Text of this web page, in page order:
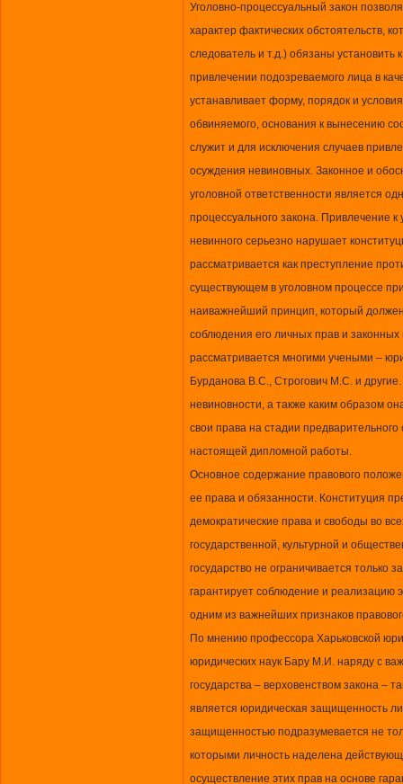
Уголовно-процессуальный закон
характер фактических обстоятельств,
следователь и т.д.) обязаны
привлечении подозреваемого лица в
устанавливает форму, порядок и
обвиняемого, основания к вынесению
служит и для исключения случаев
осуждения невиновных. Законное и
уголовной ответственности является
процессуального закона. Привлечение
невинного серьезно нарушает
рассматривается как преступление
существующем в уголовном процессе
наиважнейший принцип, который
соблюдения его личных прав и
рассматривается многими учеными –
Бурданова В.С., Строгович М.С. и
невиновности, а также каким образом
свои права на стадии
настоящей дипломной работы.
Основное содержание правового
ее права и обязанности. Конституция
демократические права и свободы во
государственной, культурной и
государство не ограничивается только
гарантирует соблюдение и реализацию
одним из важнейших признаков
По мнению профессора Харьковской
юридических наук Бару М.И. наряду с
государства – верховенством закона
является юридическая защищенность
защищенностью подразумевается не
которыми личность наделена
осуществление этих прав на основе